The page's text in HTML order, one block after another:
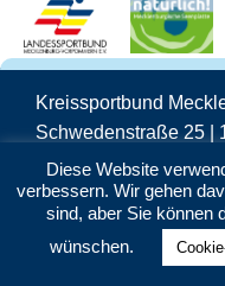
Kreissportbund
Schwedenstraße 25 |
Telefon: 0395
seenplatte.de
Datenschutz|
Diese Website
verbessern. Wir gehen
sind, aber Sie können
wünschen.